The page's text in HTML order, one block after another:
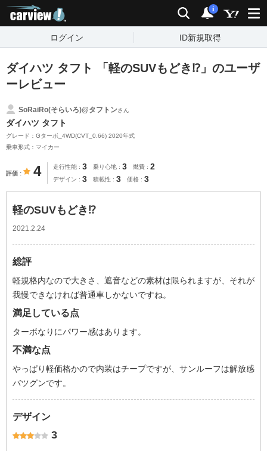
検索 通知
i
ログイン ID新規取得
ダイハツ タフト 「軽のSUVもどき⁉️」のユーザ
ーレビュー
SoRaiRo(そらいろ)@タフトンさん
ダイハツ タフト
グレード：Gターボ_4WD(CVT_0.66) 2020年式
乗車形式：マイカー
評価 4 走行性能 3 乗り心地 3 燃費 2
デザイン 3 積載性 3 価格 3
軽のSUVもどき⁉️
2021.2.24
総評
軽規格内なので大きさ、遮音などの素材は限られますが、それが
我慢できなければ普通車しかないですね。
満足している点
ターボなりにパワー感はあります。
不満な点
やっぱり軽価格かので内装はチープですが、サンルーフは解放感
バツグンです。
デザイン
3